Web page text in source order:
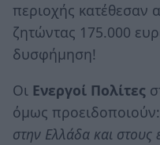
περιοχής κατέθεσαν
ζητώντας 175.000
δυσφήμηση!
Οι Ενεργοί Πολίτες
όμως προειδοποιούν:
στην Ελλάδα και